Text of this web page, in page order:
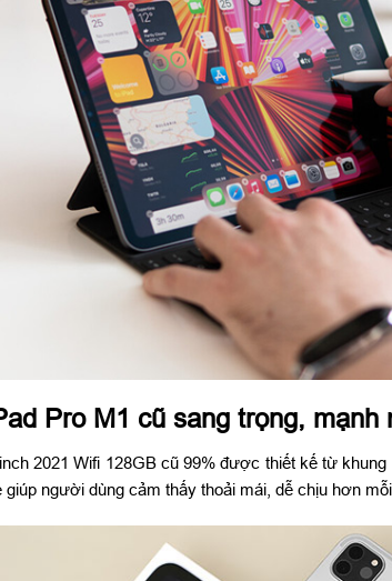
Pro M1 cũ sang trọng, mạnh
2021 Wifi 128GB cũ 99% được thiết kế từ
giúp người dùng cảm thấy thoải mái, dễ chịu hơn